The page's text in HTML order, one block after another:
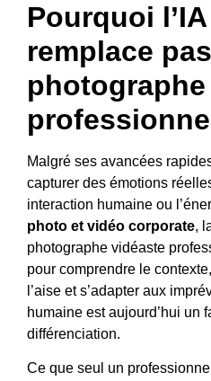
Pourquoi
remplace
Malgré ses avancées
capturer des émotions
interaction humaine ou
photo et vidéo corporate,
photographe vidéaste
pour comprendre le
l’aise et s’adapter aux
humaine est aujourd’hui un
différenciation.
Ce que seul un